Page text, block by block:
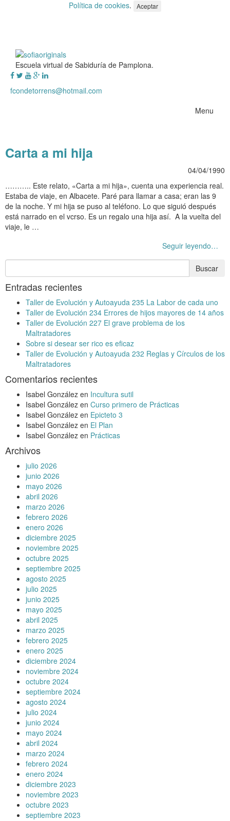
Política de cookies. Aceptar
Escuela virtual de Sabiduría de Pamplona.
fcondetorrens@hotmail.com
Menu
Carta a mi hija
04/04/1990
……….. Este relato, «Carta a mi hija», cuenta una experiencia real.
Estaba de viaje, en Albacete. Paré para llamar a casa; eran las 9
de la noche. Y mi hija se puso al teléfono. Lo que siguió después
está narrado en el vcrso. Es un regalo una hija así. A la vuelta del
viaje, le …
Seguir leyendo…
Entradas recientes
Taller de Evolución y Autoayuda 235 La Labor de cada uno
Taller de Evolución 234 Errores de hijos mayores de 14 años
Taller de Evolución 227 El grave problema de los
Maltratadores
Sobre si desear ser rico es eficaz
Taller de Evolución y Autoayuda 232 Reglas y Círculos de los
Maltratadores
Comentarios recientes
Isabel González en Incultura sutil
Isabel González en Curso primero de Prácticas
Isabel González en Epicteto 3
Isabel González en El Plan
Isabel González en Prácticas
Archivos
julio 2026
junio 2026
mayo 2026
abril 2026
marzo 2026
febrero 2026
enero 2026
diciembre 2025
noviembre 2025
octubre 2025
septiembre 2025
agosto 2025
julio 2025
junio 2025
mayo 2025
abril 2025
marzo 2025
febrero 2025
enero 2025
diciembre 2024
noviembre 2024
octubre 2024
septiembre 2024
agosto 2024
julio 2024
junio 2024
mayo 2024
abril 2024
marzo 2024
febrero 2024
enero 2024
diciembre 2023
noviembre 2023
octubre 2023
septiembre 2023